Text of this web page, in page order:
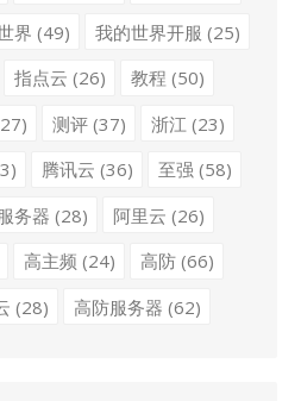
界 (49) 我的世界开服 (25)
指点云 (26) 教程 (50)
测评(37) 浙江 (23)
腾讯云 (36) 至强 (58)
务器 (28) 阿里云 (26)
高主频 (24) 高防(66)
(28) 高防服务器 (62)